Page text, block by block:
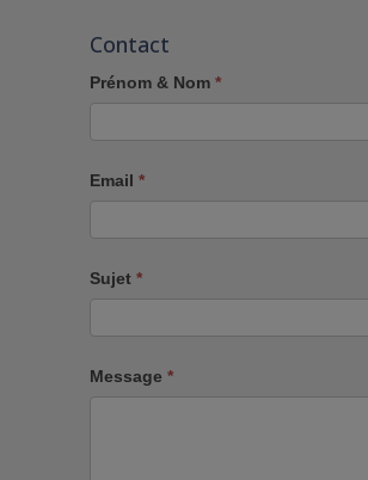
Contact
Prénom & Nom *
Email *
Sujet *
Message *